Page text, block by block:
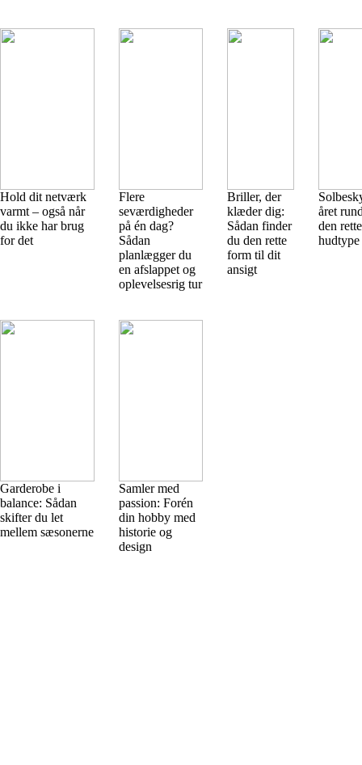
Hold dit netværk
varmt – også når
du ikke har brug
for det
Flere
seværdigheder
på én dag?
Sådan
planlægger du
en afslappet og
oplevelsesrig tur
Briller, der
klæder dig:
Sådan finder
du den rette
form til dit
ansigt
året
den
hudtype
Garderobe i
balance: Sådan
skifter du let
mellem sæsonerne
Samler med
passion: Forén
din hobby med
historie og
design